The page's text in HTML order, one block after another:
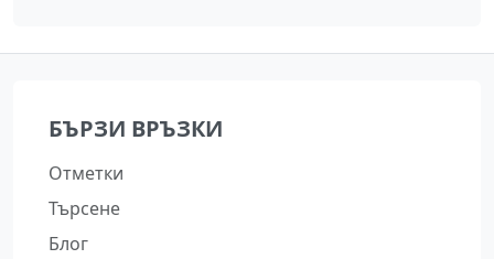
БЪРЗИ ВРЪЗКИ
Отметки
Търсене
Блог